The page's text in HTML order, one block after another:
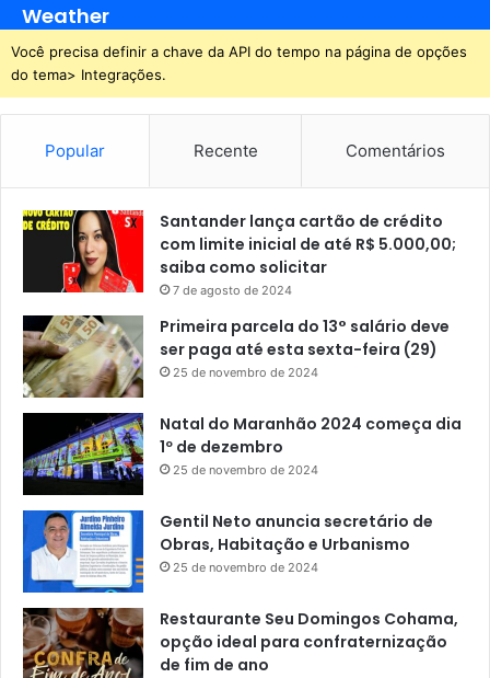
Weather
Você precisa definir a chave da API do tempo na página de opções
do tema> Integrações.
Popular Recente Comentários
Santander lança cartão de crédito
com limite inicial de até R$ 5.000,00;
saiba como solicitar
7 de agosto de 2024
Primeira parcela do 13° salário deve
ser paga até esta sexta-feira (29)
25 de novembro de 2024
Natal do Maranhão 2024 começa dia
1º de dezembro
25 de novembro de 2024
Gentil Neto anuncia secretário de
Obras, Habitação e Urbanismo
25 de novembro de 2024
Restaurante Seu Domingos Cohama,
opção ideal para confraternização
de fim de ano